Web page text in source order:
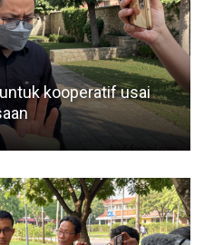
kooperatif usai